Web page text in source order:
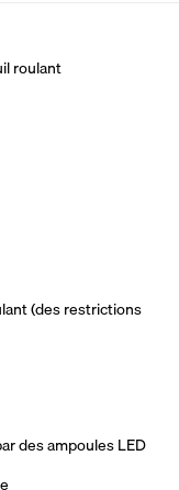
roulant
(des restrictions
des ampoules LED